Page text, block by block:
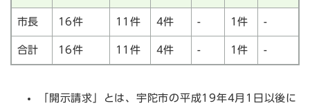
市長 16件 11件 4件 - 1件 -
合計 16件 11件 4件 - 1件 -
「開示請求」とは、宇陀市の平成19年4月1日以後に